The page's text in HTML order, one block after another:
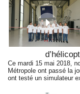
Ce mardi 15 mai 2018,
Métropole ont passé la
ont testé un simulateur